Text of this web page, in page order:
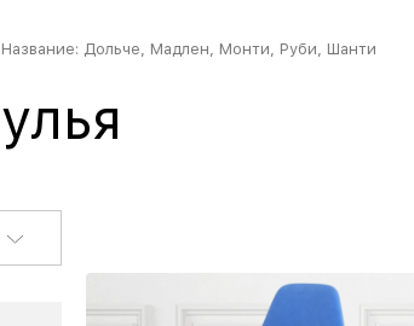
Название: Дольче, Мадлен, Монти, Руби, Шанти